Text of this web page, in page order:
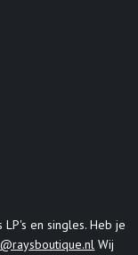
en singles. Heb je
Wij